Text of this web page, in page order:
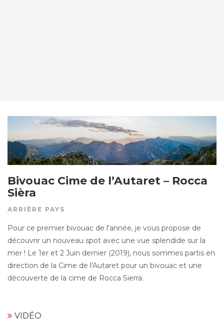
Bivouac Cime de l’Autaret – Rocca
Sièra
ARRIÈRE PAYS
Pour ce premier bivouac de l'année, je vous propose de
découvrir un nouveau spot avec une vue splendide sur la
mer ! Le 1er et 2 Juin dernier (2019), nous sommes partis en
direction de la Cime de l'Autaret pour un bivouac et une
découverte de la cime de Rocca Sierra.
VIDÉO